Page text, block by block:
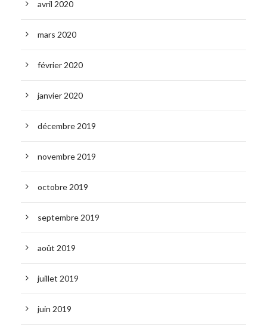
avril 2020
mars 2020
février 2020
janvier 2020
décembre 2019
novembre 2019
octobre 2019
septembre 2019
août 2019
juillet 2019
juin 2019